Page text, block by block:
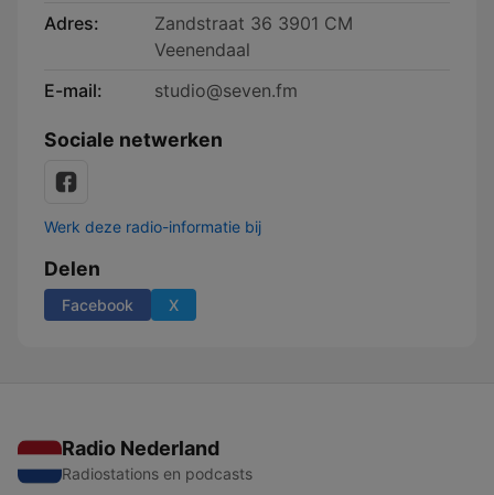
Adres:
Zandstraat 36 3901 CM
Veenendaal
E-mail:
studio@seven.fm
Sociale netwerken
Werk deze radio-informatie bij
Delen
Facebook X
Radio Nederland
Radiostations en podcasts